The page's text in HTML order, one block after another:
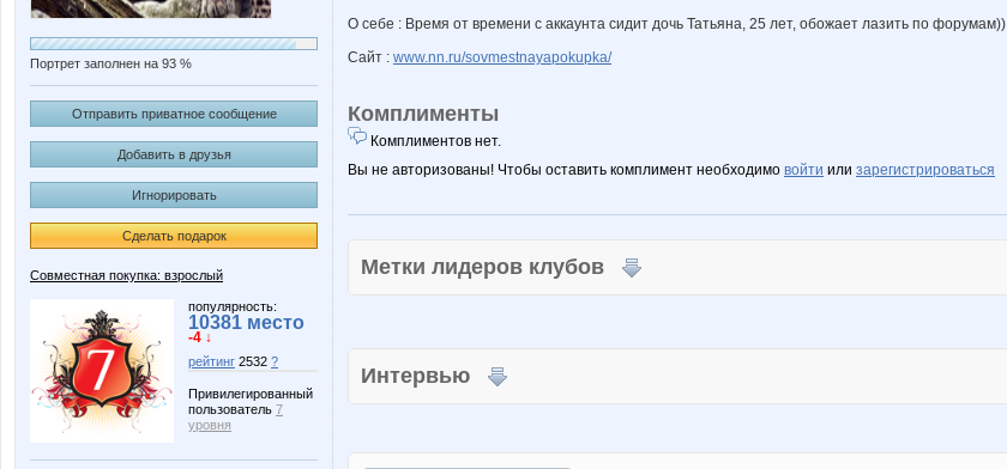
Портрет заполнен на 93 %
Отправить приватное сообщение
Добавить в друзья
Игнорировать
Сделать подарок
Совместная покупка: взрослый
популярность:
10381 место
-4 ↓
рейтинг 2532 ?
Привилегированный
пользователь 7
уровня
О себе : Время от времени с аккаунта сидит дочь Татьяна, 25 лет, обожает лазить по форумам))
Сайт : www.nn.ru/sovmestnayapokupka/
Комплименты
Комплиментов нет.
Вы не авторизованы! Чтобы оставить комплимент необходимо войти или зарегистрироваться
Метки лидеров клубов
Интервью